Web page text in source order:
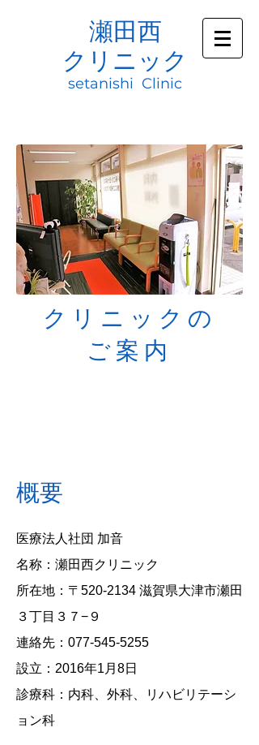
瀬田西
クリニック
setanishi Clinic
クリニックの
ご案内
概要
医療法人社団 加音
名称：瀬田西クリニック
所在地：〒520-2134 滋賀県大津市瀬田
３丁目３７−９
連絡先：077-545-5255
設立： 2016年1月8日
診療科：内科、外科、リハビリテーシ
ョン科